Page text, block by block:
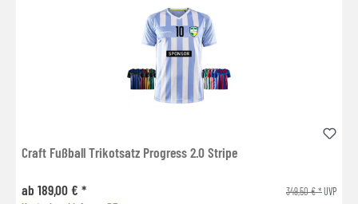
Craft Fußball Trikotsatz Progress 2.0 Stripe
ab 189,00 € * 349,50 € *UVP